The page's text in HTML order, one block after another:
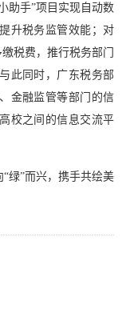
助手”项目实现自动数
升税务监管效能；对
税费，推行税务部门
此同时，广东税务部
金融监管等部门的信
校之间的信息交流平
绿”而兴，携手共绘美